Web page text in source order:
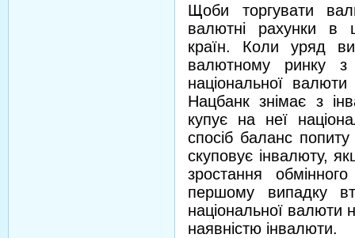
Щоби торгувати
валютні рахунки в
країн. Коли уряд
валютному ринку з
національної
Нацбанк знімає з
купує на неї
спосіб баланс
скуповує інвалюту,
зростання
першому випадку
національної валюти
наявністю інвалюти.